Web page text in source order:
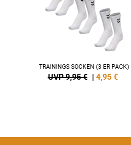
TRAININGS SOCKEN (3-ER PACK)
UVP 9,95 € | 4,95 €